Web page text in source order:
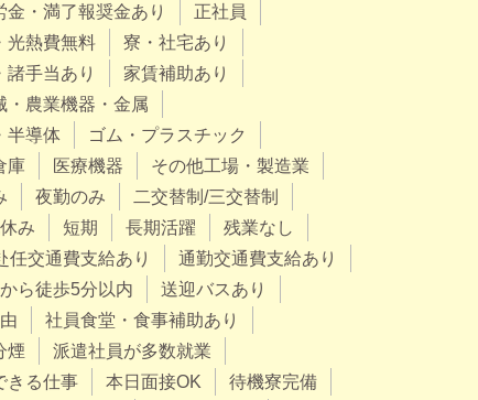
金・満了報奨金あり
正社員
光熱費無料
寮・社宅あり
諸手当あり
家賃補助あり
・農業機器・金属
半導体
ゴム・プラスチック
庫 医療機器
その他工場・製造業
夜勤のみ
二交替制/三交替制
み 短期 長期活躍
残業なし
任交通費支給あり
通勤交通費支給あり
ら徒歩5分以内
送迎バスあり
社員食堂・食事補助あり
煙
派遣社員が多数就業
きる仕事 本日面接OK 待機寮完備